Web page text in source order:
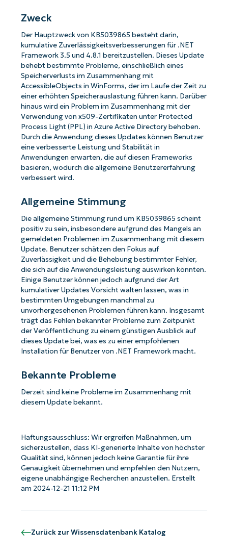
Zweck
Der Hauptzweck von KB5039865 besteht darin,
kumulative Zuverlässigkeitsverbesserungen für .NET
Framework 3.5 und 4.8.1 bereitzustellen. Dieses Update
behebt bestimmte Probleme, einschließlich eines
Speicherverlusts im Zusammenhang mit
AccessibleObjects in WinForms, der im Laufe der Zeit zu
einer erhöhten Speicherauslastung führen kann. Darüber
hinaus wird ein Problem im Zusammenhang mit der
Verwendung von x509-Zertifikaten unter Protected
Process Light (PPL) in Azure Active Directory behoben.
Durch die Anwendung dieses Updates können Benutzer
eine verbesserte Leistung und Stabilität in
Anwendungen erwarten, die auf diesen Frameworks
basieren, wodurch die allgemeine Benutzererfahrung
verbessert wird.
Allgemeine Stimmung
Die allgemeine Stimmung rund um KB5039865 scheint
positiv zu sein, insbesondere aufgrund des Mangels an
gemeldeten Problemen im Zusammenhang mit diesem
Update. Benutzer schätzen den Fokus auf
Zuverlässigkeit und die Behebung bestimmter Fehler,
die sich auf die Anwendungsleistung auswirken könnten.
Einige Benutzer können jedoch aufgrund der Art
kumulativer Updates Vorsicht walten lassen, was in
bestimmten Umgebungen manchmal zu
unvorhergesehenen Problemen führen kann. Insgesamt
trägt das Fehlen bekannter Probleme zum Zeitpunkt
der Veröffentlichung zu einem günstigen Ausblick auf
dieses Update bei, was es zu einer empfohlenen
Installation für Benutzer von .NET Framework macht.
Bekannte Probleme
Derzeit sind keine Probleme im Zusammenhang mit
diesem Update bekannt.
Haftungsausschluss: Wir ergreifen Maßnahmen, um
sicherzustellen, dass KI-generierte Inhalte von höchster
Qualität sind, können jedoch keine Garantie für ihre
Genauigkeit übernehmen und empfehlen den Nutzern,
eigene unabhängige Recherchen anzustellen. Erstellt
am 2024-12-21 11:12 PM
Zurück zur Wissensdatenbank Katalog